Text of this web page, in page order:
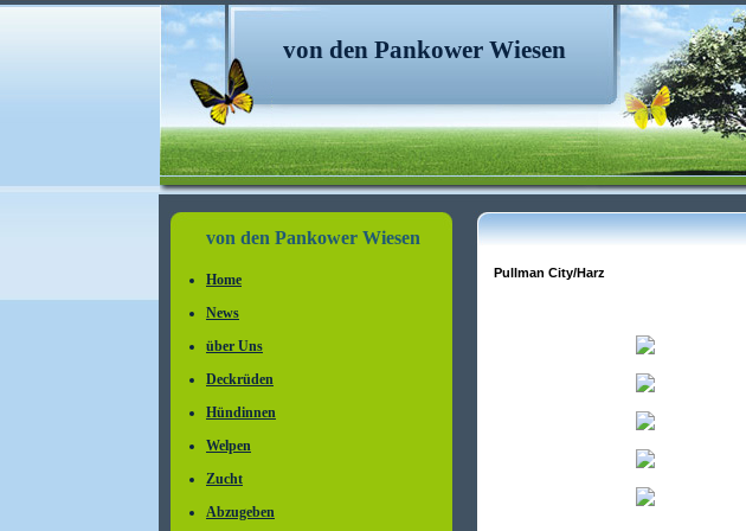
von den Pankower Wiesen
von den Pankower Wiesen
Home
News
über Uns
Deckrüden
Hündinnen
Welpen
Zucht
Abzugeben
Pullman City/Harz